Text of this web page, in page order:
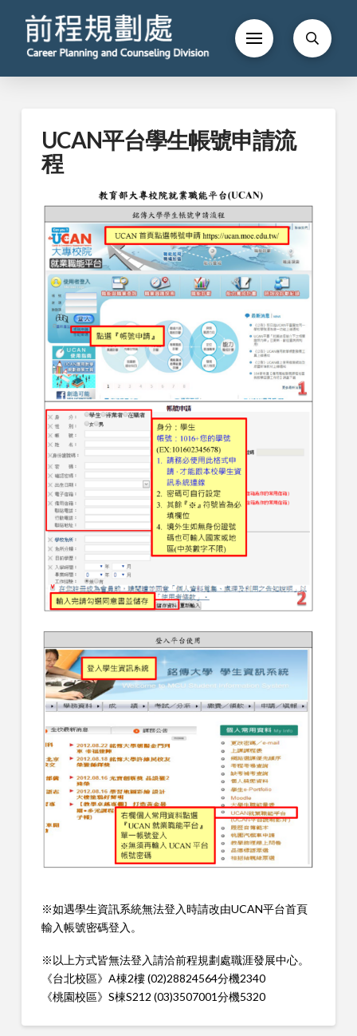
UCAN平台學生帳號申請流
程
※如遇學生資訊系統無法登入時請改由UCAN平台首頁
輸入帳號密碼登入。
※以上方式皆無法登入請洽前程規劃處職涯發展中心。
《台北校區》A棟2樓 (02)28824564分機2340
《桃園校區》S棟S212 (03)3507001分機5320